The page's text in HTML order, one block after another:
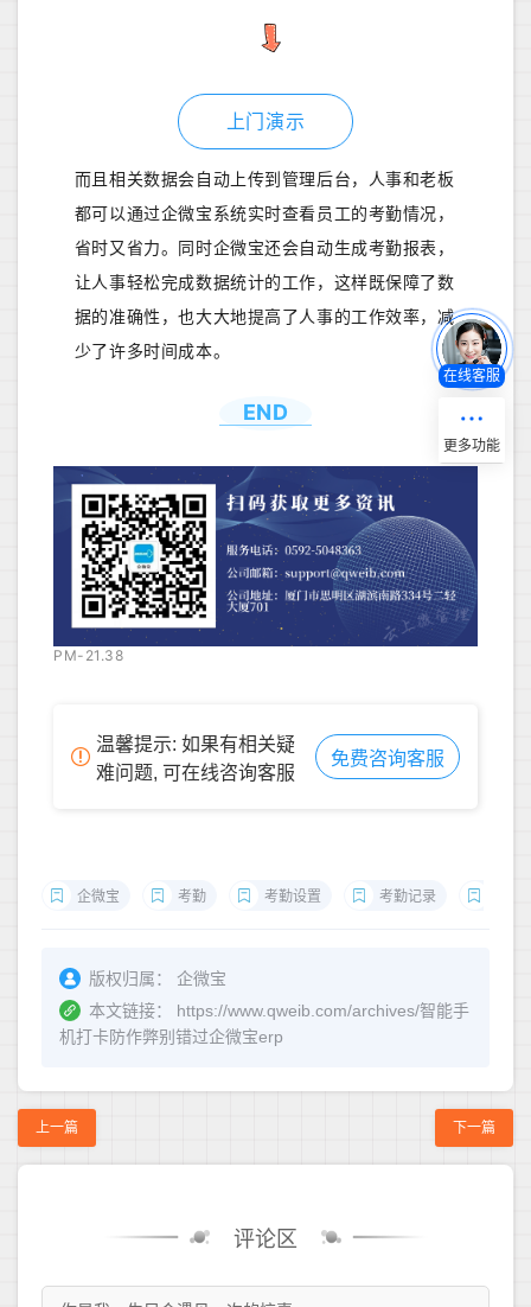
上门演示
而且相关数据会自动上传到管理后台，人事和老板
都可以通过企微宝系统实时查看员工的考勤情况，
省时又省力。同时企微宝还会自动生成考勤报表，
让人事轻松完成数据统计的工作，这样既保障了数
据的准确性，也大大地提高了人事的工作效率，减
少了许多时间成本。
END
PM-21.38
温馨提示: 如果有相关疑
难问题, 可在线咨询客服
免费咨询客服
企微宝 考勤 考勤设置 考勤记录
版权归属：
企微宝
本文链接：
https://www.qweib.com/archives/智能手
机打卡防作弊别错过企微宝erp
上一篇 下一篇
评论区
在线客服